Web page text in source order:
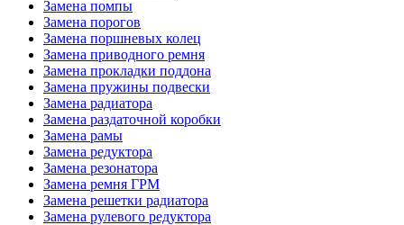
Замена помпы
Замена порогов
Замена поршневых колец
Замена приводного ремня
Замена прокладки поддона
Замена пружины подвески
Замена радиатора
Замена раздаточной коробки
Замена рамы
Замена редуктора
Замена резонатора
Замена ремня ГРМ
Замена решетки радиатора
Замена рулевого редуктора